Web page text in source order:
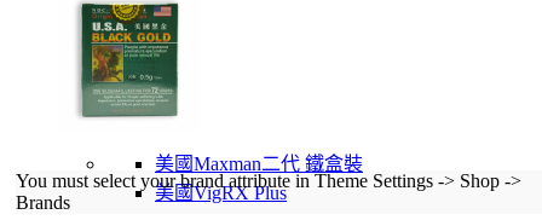
美國Maxman二代 鐵盒裝
美國VigRX Plus
You must select your brand attribute in Theme Settings -> Shop ->
Brands